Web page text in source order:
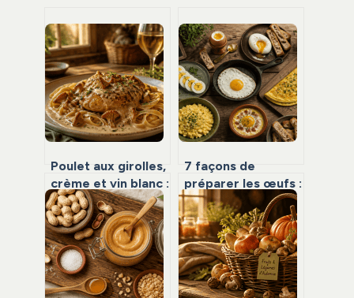
Poulet aux girolles,
crème et vin blanc :
3 astuces pour une
sauce onctueuse
sans trancher
7 façons de
préparer les œufs :
la solution
complète pour le
niveau 27 de Top 7